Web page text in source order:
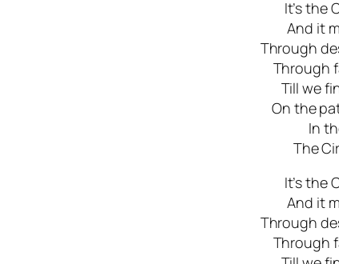
It’s the
And it
Through
Through
Till we
On the
In
The
It’s the
And it
Through
Through